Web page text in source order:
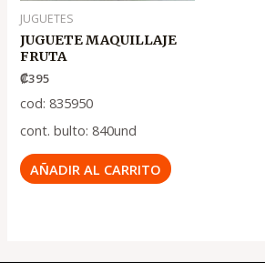
JUGUETES
JUGUETE MAQUILLAJE
FRUTA
₡395
cod: 835950
cont. bulto: 840und
AÑADIR AL CARRITO